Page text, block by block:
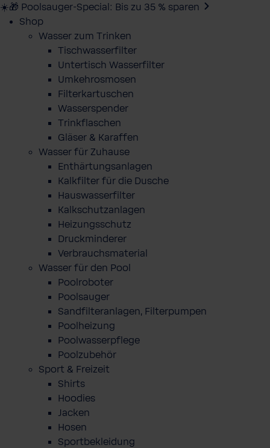
☀️🎁 Poolsauger-Special: Bis zu 35 % sparen
Shop
Wasser zum Trinken
Tischwasserfilter
Untertisch Wasserfilter
Umkehrosmosen
Filterkartuschen
Wasserspender
Trinkflaschen
Gläser & Karaffen
Wasser für Zuhause
Enthärtungsanlagen
Kalkfilter für die Dusche
Hauswasserfilter
Kalkschutzanlagen
Heizungsschutz
Druckminderer
Verbrauchsmaterial
Wasser für den Pool
Poolroboter
Poolsauger
Sandfilteranlagen, Filterpumpen
Poolheizung
Poolwasserpflege
Poolzubehör
Sport & Freizeit
Shirts
Hoodies
Jacken
Hosen
Sportbekleidung